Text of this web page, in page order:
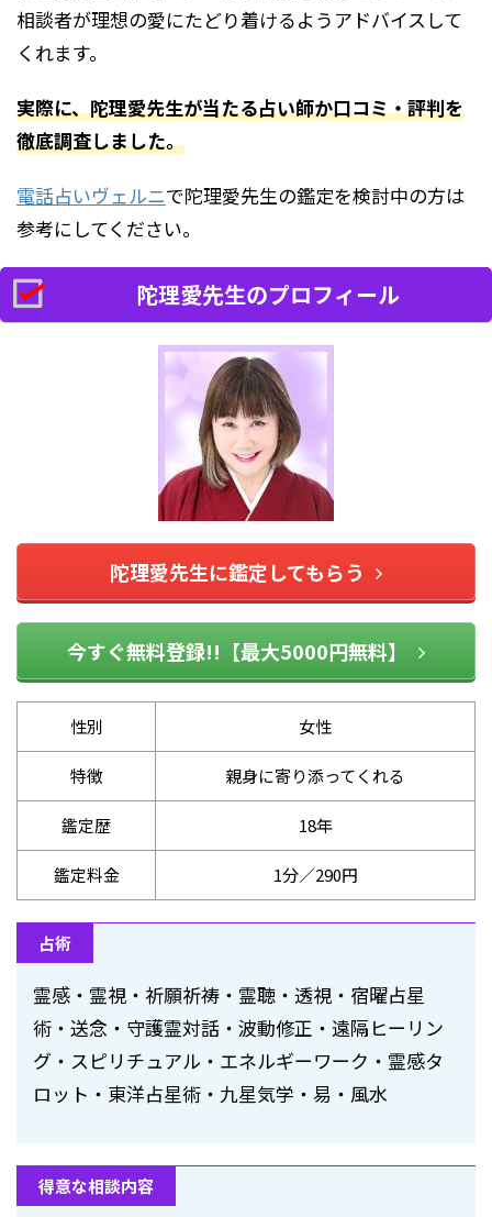
相談者が理想の愛にたどり着けるようアドバイスして
くれます。
実際に、陀理愛先生が当たる占い師か口コミ・評判を
徹底調査しました。
電話占いヴェルニで陀理愛先生の鑑定を検討中の方は
参考にしてください。
陀理愛先生のプロフィール
陀理愛先生に鑑定してもらう
今すぐ無料登録!!【最大5000円無料】
性別 女性
特徴 親身に寄り添ってくれる
鑑定歴 18年
鑑定料金 1分／290円
占術
霊感・霊視・祈願祈祷・霊聴・透視・宿曜占星
術・送念・守護霊対話・波動修正・遠隔ヒーリン
グ・スピリチュアル・エネルギーワーク・霊感タ
ロット・東洋占星術・九星気学・易・風水
得意な相談内容